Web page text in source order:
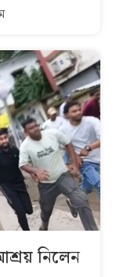
নিলেন